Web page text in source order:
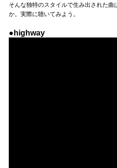
そんな独特のスタイルで生み出された
か。実際に聴いてみよう。
●highway